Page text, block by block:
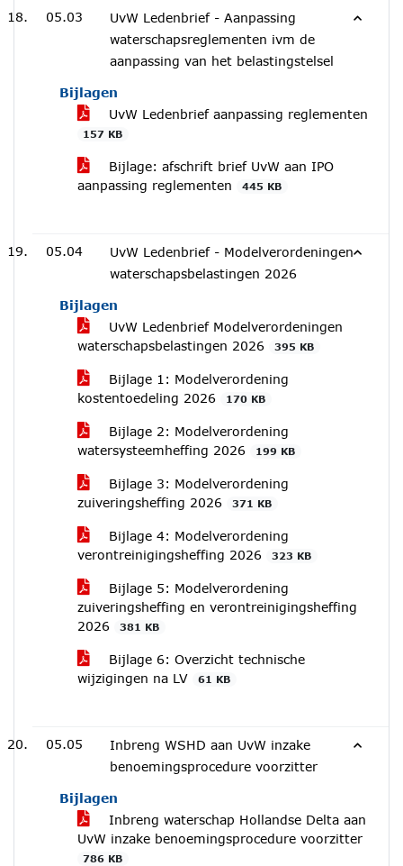
05.03
UvW Ledenbrief - Aanpassing
waterschapsreglementen ivm de
aanpassing van het belastingstelsel
Bijlagen
UvW Ledenbrief aanpassing reglementen
157 KB
Bijlage: afschrift brief UvW aan IPO
aanpassing reglementen
445 KB
05.04
UvW Ledenbrief - Modelverordeningen
waterschapsbelastingen 2026
Bijlagen
UvW Ledenbrief Modelverordeningen
waterschapsbelastingen 2026
395 KB
Bijlage 1: Modelverordening
kostentoedeling 2026
170 KB
Bijlage 2: Modelverordening
watersysteemheffing 2026
199 KB
Bijlage 3: Modelverordening
zuiveringsheffing 2026
371 KB
Bijlage 4: Modelverordening
verontreinigingsheffing 2026
323 KB
Bijlage 5: Modelverordening
zuiveringsheffing en verontreinigingsheffing
2026
381 KB
Bijlage 6: Overzicht technische
wijzigingen na LV
61 KB
05.05
Inbreng WSHD aan UvW inzake
benoemingsprocedure voorzitter
Bijlagen
Inbreng waterschap Hollandse Delta aan
UvW inzake benoemingsprocedure voorzitter
786 KB